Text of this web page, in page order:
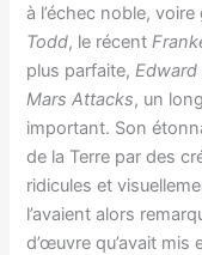
à l’échec noble,
Todd, le récent
plus parfaite,Edward
Mars Attacks, un
important. Son
de la Terre par des
ridicules et
l’avaient alors
d’œuvre qu’avait